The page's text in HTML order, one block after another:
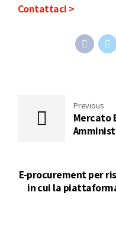
Contattaci >
Previous
Mercato
E-procurement per
in cui la